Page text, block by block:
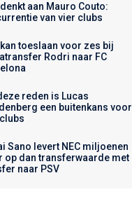
aan Mauro Couto:
van vier clubs
toeslaan voor zes bij
Rodri naar FC
reden is Lucas
een buitenkans voor
Sano levert NEC miljoenen
op dan transferwaarde met
naar PSV